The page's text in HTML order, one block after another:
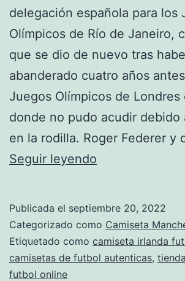
delegación española para los
Olímpicos de Río de Janeiro,
que se dio de nuevo tras
abanderado cuatro años
Juegos Olímpicos de Londres
donde no pudo acudir debido
en la rodilla. Roger Federer y
Seguir leyendo
futbol
con
tu
Publicada el septiembre 20, 2022
Categorizado como Camiseta
Etiquetado como camiseta irlanda
camisetas de futbol autenticas,
futbol online